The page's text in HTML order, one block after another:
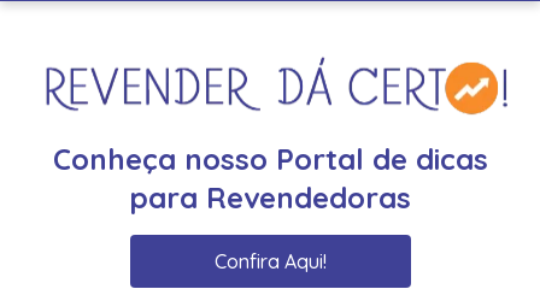
Conheça nosso Portal de dicas
para Revendedoras
Confira Aqui!